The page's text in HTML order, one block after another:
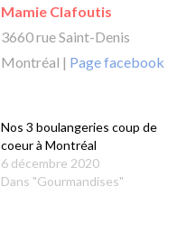
Mamie Clafoutis
3660 rue Saint-Denis
Montréal | Page facebook
Nos 3 boulangeries coup de
coeur à Montréal
6 décembre 2020
Dans "Gourmandises"